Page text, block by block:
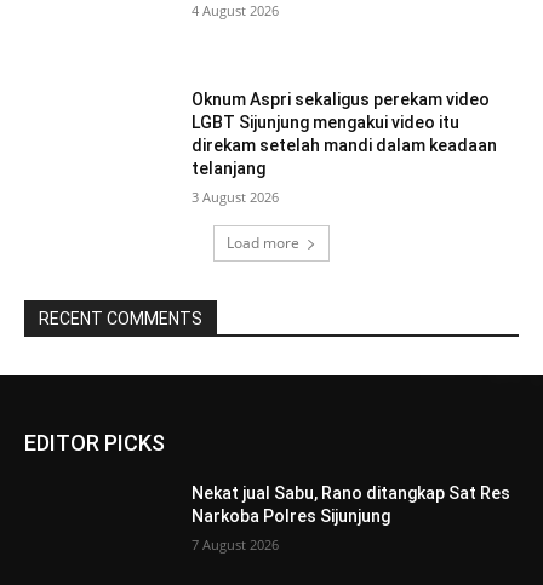
4 August 2026
Oknum Aspri sekaligus perekam video
LGBT Sijunjung mengakui video itu
direkam setelah mandi dalam keadaan
telanjang
3 August 2026
Load more
RECENT COMMENTS
EDITOR PICKS
Nekat jual Sabu, Rano ditangkap Sat Res
Narkoba Polres Sijunjung
7 August 2026